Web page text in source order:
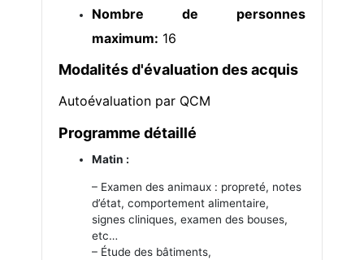
Nombre de personnes
maximum: 16
Modalités d'évaluation des acquis
Autoévaluation par QCM
Programme détaillé
Matin :
– Examen des animaux : propreté, notes
d’état, comportement alimentaire,
signes cliniques, examen des bouses,
etc…
– Étude des bâtiments,